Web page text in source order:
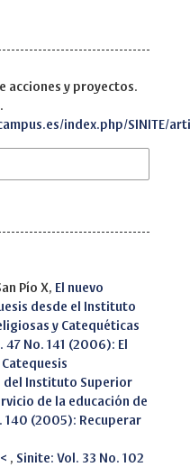
acciones y proyectos.
index.php/SINITE/
Pío X, El nuevo
desde el Instituto
y Catequéticas
47 No. 141 (2006): El
del Instituto Superior
de la educación de
140 (2005): Recuperar
< , Sinite: Vol. 33 No. 102